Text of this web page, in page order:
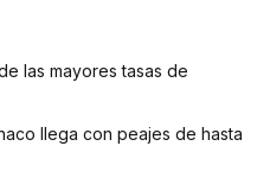
las mayores tasas de
llega con peajes de hasta